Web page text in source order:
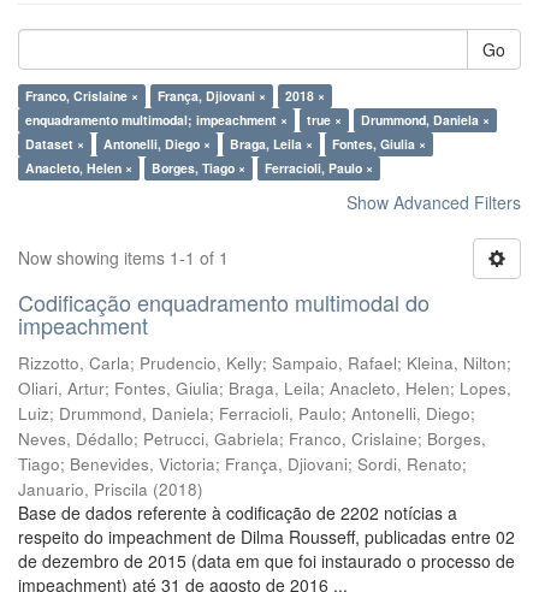
Go
Franco, Crislaine × França, Djiovani ×
2018 ×
enquadramento multimodal; impeachment ×
true ×
Drummond, Daniela ×
Dataset ×
Antonelli, Diego × Braga, Leila ×
Fontes, Giulia ×
Anacleto, Helen ×
Borges, Tiago × Ferracioli, Paulo ×
Show Advanced Filters
Now showing items 1-1 of 1
Codificação enquadramento multimodal do
impeachment
Rizzotto, Carla; Prudencio, Kelly; Sampaio, Rafael; Kleina, Nilton;
Oliari, Artur; Fontes, Giulia; Braga, Leila; Anacleto, Helen; Lopes,
Luiz; Drummond, Daniela; Ferracioli, Paulo; Antonelli, Diego;
Neves, Dédallo; Petrucci, Gabriela; Franco, Crislaine; Borges,
Tiago; Benevides, Victoria; França, Djiovani; Sordi, Renato;
Januario, Priscila (2018)
Base de dados referente à codificação de 2202 notícias a
respeito do impeachment de Dilma Rousseff, publicadas entre 02
de dezembro de 2015 (data em que foi instaurado o processo de
impeachment) até 31 de agosto de 2016 ...